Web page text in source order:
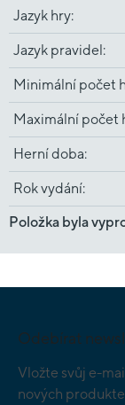
Jazyk hry:
Jazyk pravidel :
Minimální počet
Maximální počet
Herní doba:
Rok vydání:
Položka byla
Odebírat
Vložte svůj e-
nových